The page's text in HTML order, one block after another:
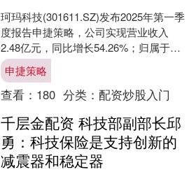
珂玛科技(301611.SZ)发布2025年第一季
度报告申捷策略，公司实现营业收入
2.48亿元，同比增长54.26%；归属于上
市公司股东的净利润为8709.29....
申捷策略
查看： 180 分类： 配资炒股入门
千层金配资 科技部副部长邱
勇：科技保险是支持创新的
减震器和稳定器